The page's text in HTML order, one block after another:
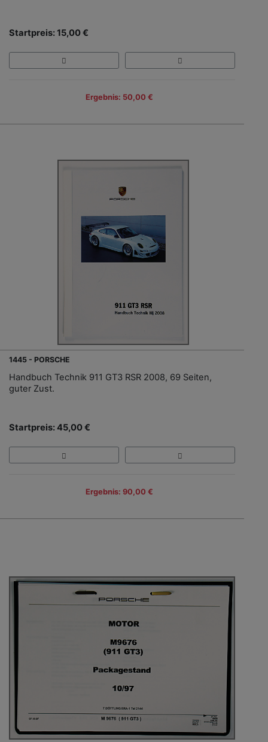
Startpreis: 15,00 €
Ergebnis: 50,00 €
1445 - PORSCHE
Handbuch Technik 911 GT3 RSR 2008, 69 Seiten,
guter Zust.
Startpreis: 45,00 €
Ergebnis: 90,00 €